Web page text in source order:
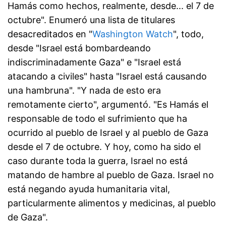
Hamás como hechos, realmente, desde... el 7 de
octubre". Enumeró una lista de titulares
desacreditados en "Washington Watch", todo,
desde "Israel está bombardeando
indiscriminadamente Gaza" e "Israel está
atacando a civiles" hasta "Israel está causando
una hambruna". "Y nada de esto era
remotamente cierto", argumentó. "Es Hamás el
responsable de todo el sufrimiento que ha
ocurrido al pueblo de Israel y al pueblo de Gaza
desde el 7 de octubre. Y hoy, como ha sido el
caso durante toda la guerra, Israel no está
matando de hambre al pueblo de Gaza. Israel no
está negando ayuda humanitaria vital,
particularmente alimentos y medicinas, al pueblo
de Gaza".